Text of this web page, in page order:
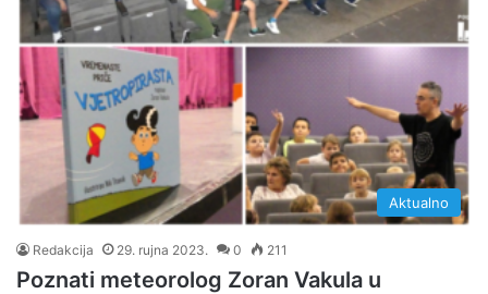
Aktualno
Redakcija 29. rujna 2023. 0 211
Poznati meteorolog Zoran Vakula u